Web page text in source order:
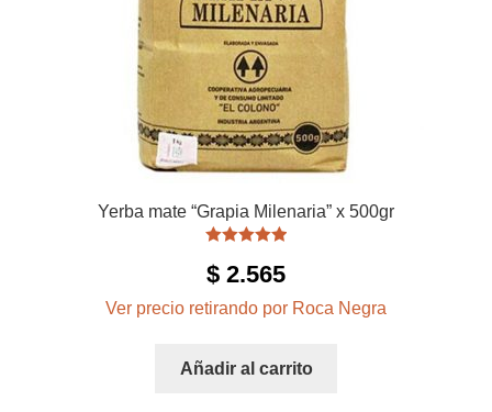
Yerba mate “Grapia Milenaria” x 500gr
5.00de 5
$ 2.565
Ver precio retirando por Roca Negra
Añadir al carrito